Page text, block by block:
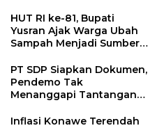
Hidupkan Ekonomi
Kerakyatan
HUT RI ke-81, Bupati
Yusran Ajak Warga Ubah
Sampah Menjadi Sumber
PT SDP Siapkan Dokumen,
Pendemo Tak
Menanggapi Tantangan
Inflasi Konawe Terendah